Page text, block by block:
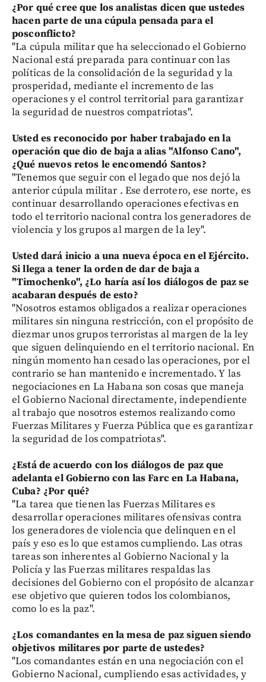
¿Por qué cree que los analistas dicen que ustedes
hacen parte de una cúpula pensada para el
posconflicto?
"La cúpula militar que ha seleccionado el Gobierno
Nacional está preparada para continuar con las
políticas de la consolidación de la seguridad y la
prosperidad, mediante el incremento de las
operaciones y el control territorial para garantizar
la seguridad de nuestros compatriotas".
Usted es reconocido por haber trabajado en la
operación que dio de baja a alias "Alfonso Cano",
¿Qué nuevos retos le encomendó Santos?
"Tenemos que seguir con el legado que nos dejó la
anterior cúpula militar . Ese derrotero, ese norte, es
continuar desarrollando operaciones efectivas en
todo el territorio nacional contra los generadores de
violencia y los grupos al margen de la ley".
Usted dará inicio a una nueva época en el Ejército.
Si llega a tener la orden de dar de baja a
"Timochenko", ¿Lo haría así los diálogos de paz se
acabaran después de esto?
"Nosotros estamos obligados a realizar operaciones
militares sin ninguna restricción, con el propósito de
diezmar unos grupos terroristas al margen de la ley
que siguen delinquiendo en el territorio nacional. En
ningún momento han cesado las operaciones, por el
contrario se han mantenido e incrementado. Y las
negociaciones en La Habana son cosas que maneja
el Gobierno Nacional directamente, independiente
al trabajo que nosotros estemos realizando como
Fuerzas Militares y Fuerza Pública que es garantizar
la seguridad de los compatriotas".
¿Está de acuerdo con los diálogos de paz que
adelanta el Gobierno con las Farc en La Habana,
Cuba? ¿Por qué?
"La tarea que tienen las Fuerzas Militares es
desarrollar operaciones militares ofensivas contra
los generadores de violencia que delinquen en el
país y eso es lo que estamos cumpliendo. Las otras
tareas son inherentes al Gobierno Nacional y la
Policía y las Fuerzas militares respaldas las
decisiones del Gobierno con el propósito de alcanzar
ese objetivo que quieren todos los colombianos,
como lo es la paz".
¿Los comandantes en la mesa de paz siguen siendo
objetivos militares por parte de ustedes?
"Los comandantes están en una negociación con el
Gobierno Nacional, cumpliendo esas actividades, y